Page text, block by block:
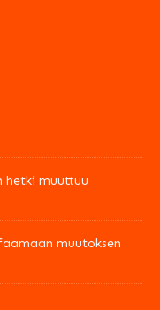
hetki muuttuu
muutoksen